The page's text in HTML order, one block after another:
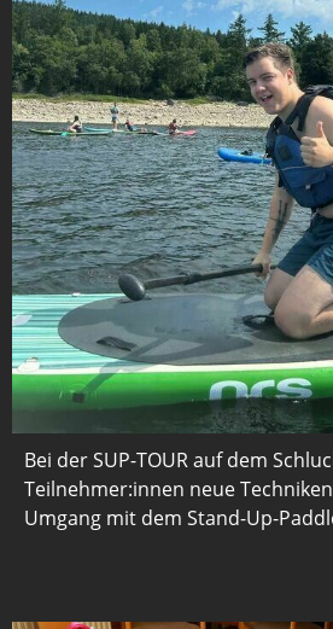
Bei der SUP-TOUR auf dem
Teilnehmer:innen neue
Umgang mit dem Stand-Up-